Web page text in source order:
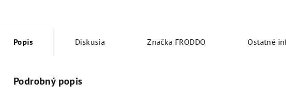
Popis Diskusia Značka FRODDO Ostatné
Podrobný popis